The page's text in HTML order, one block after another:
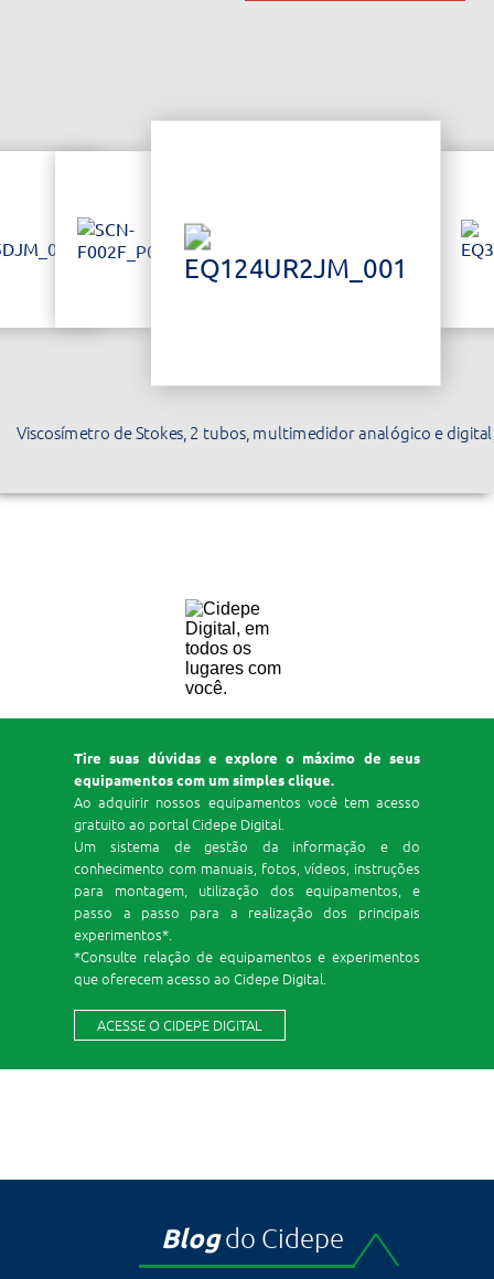
Viscosímetro de Stokes, 2 tubos, multimedidor analógico e
Tire suas dúvidas e explore o máximo de seus
equipamentos com um simples clique.
Ao adquirir nossos equipamentos você tem acesso
gratuito ao portal Cidepe Digital.
Um sistema de gestão da informação e do
conhecimento com manuais, fotos, vídeos, instruções
para montagem, utilização dos equipamentos, e
passo a passo para a realização dos principais
experimentos*.
*Consulte relação de equipamentos e experimentos
que oferecem acesso ao Cidepe Digital.
ACESSE O CIDEPE DIGITAL
Blogdo Cidepe